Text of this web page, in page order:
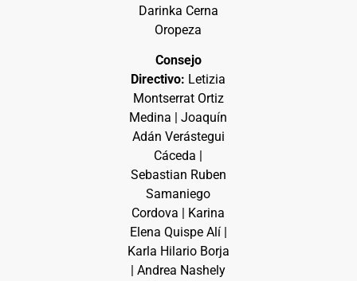
Darinka Cerna
Oropeza
Consejo
Directivo: Letizia
Montserrat Ortiz
Medina | Joaquín
Adán Verástegui
Cáceda |
Sebastian Ruben
Samaniego
Cordova | Karina
Elena Quispe Alí |
Karla Hilario Borja
| Andrea Nashely